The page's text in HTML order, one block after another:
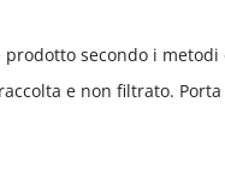
prodotto secondo i
e non filtrato.